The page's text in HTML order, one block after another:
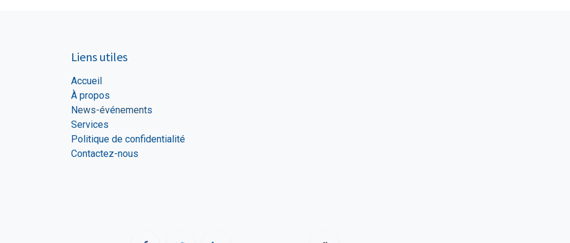
Liens utiles
Accueil
À propos
News-événements
Services
Politique de confidentialité
Contactez-nous